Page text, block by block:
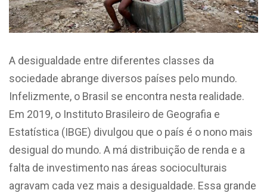
A desigualdade entre diferentes classes da
sociedade abrange diversos países pelo mundo.
Infelizmente, o Brasil se encontra nesta realidade.
Em 2019, o Instituto Brasileiro de Geografia e
Estatística (IBGE) divulgou que o país é o nono mais
desigual do mundo. A má distribuição de renda e a
falta de investimento nas áreas socioculturais
agravam cada vez mais a desigualdade. Essa grande